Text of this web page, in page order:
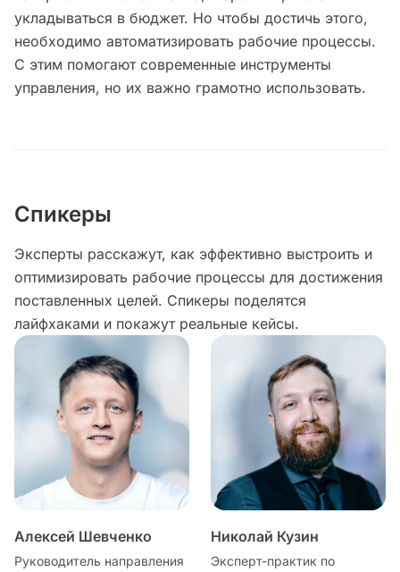
укладываться в бюджет. Но чтобы достичь этого,
необходимо автоматизировать рабочие процессы.
С этим помогают современные инструменты
управления, но их важно грамотно использовать.
Спикеры
Эксперты расскажут, как эффективно выстроить и
оптимизировать рабочие процессы для достижения
поставленных целей. Спикеры поделятся
лайфхаками и покажут реальные кейсы.
Алексей Шевченко
Руководитель направления
Николай Кузин
Эксперт-практик по